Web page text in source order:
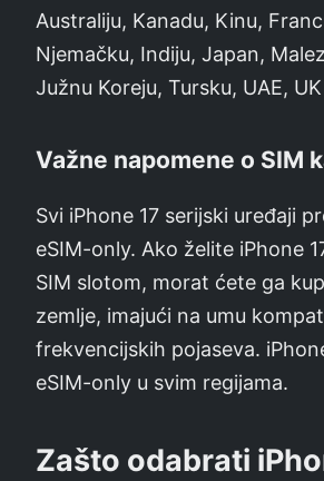
Australiju, Kanadu, Kinu,
Njemačku, Indiju, Japan,
Južnu Koreju, Tursku, UAE, UK
Važne napomene o SIM
Svi iPhone 17 serijski uređaji
eSIM-only. Ako želite iPhone
SIM slotom, morat ćete ga
zemlje, imajući na umu
frekvencijskih pojaseva.
eSIM-only u svim regijama.
Zašto odabrati